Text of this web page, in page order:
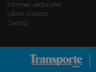
Informes sectoriales
Libros blancos
Carrito